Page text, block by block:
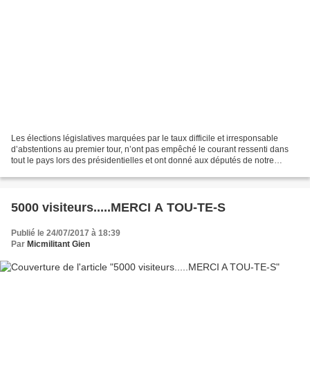
Les élections législatives marquées par le taux difficile et irresponsable
d’abstentions au premier tour, n’ont pas empêché le courant ressenti dans
tout le pays lors des présidentielles et ont donné aux députés de notre
5000 visiteurs.....MERCI A TOU-TE-S
Publié le 24/07/2017 à 18:39
Par Micmilitant Gien